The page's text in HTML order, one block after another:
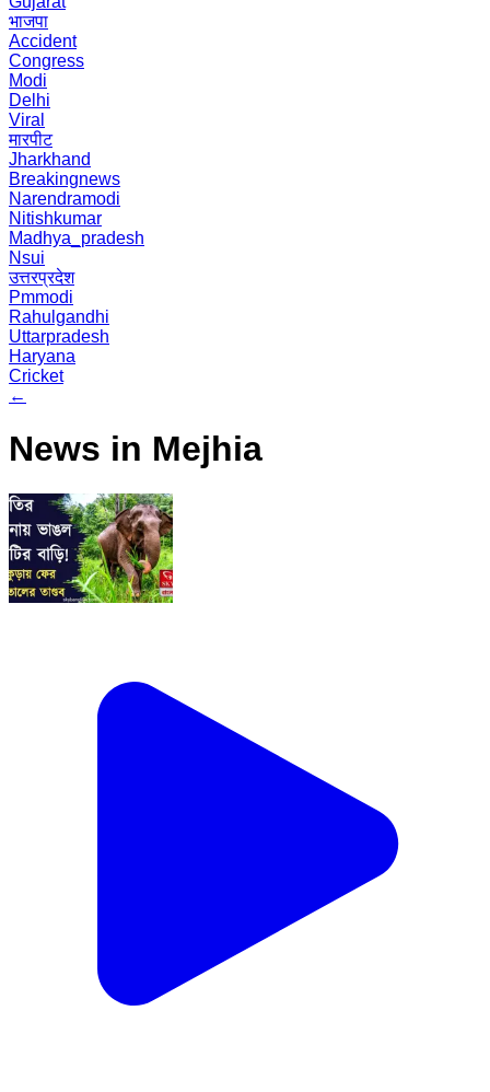
भाजपा
Accident
Congress
Modi
Delhi
Viral
मारपीट
Jharkhand
Breakingnews
Narendramodi
Nitishkumar
Madhya_pradesh
Nsui
उत्तरप्रदेश
Pmmodi
Rahulgandhi
Uttarpradesh
Haryana
Cricket
←
News in Mejhia